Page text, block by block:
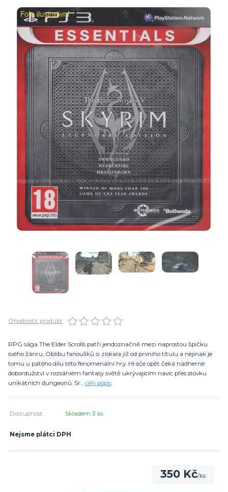
Ohodnotit produkt
RPG sága The Elder Scrolls patří jendoznačně mezi naprostou špičku
svého žánru. Oblibu fanoušků si získala již od prvního titulu a nejinak je
tomu u pátého dílu této fenomenální hry. Hráče opět čeká nádherné
dobordužství v rozsáhlém fantasy světě ukrývajícím navíc přes stovku
unikátních dungeonů. Sr... celý popis
Dostupnost Skladem 3 ks
Nejsme plátci DPH
350 Kč/ks